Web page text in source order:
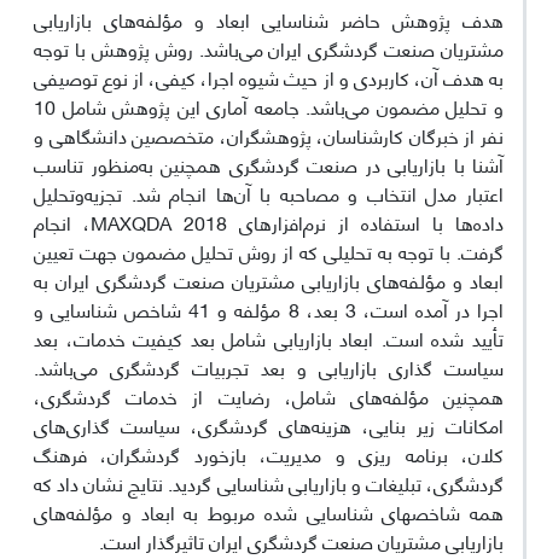
هدف پژوهش حاضر شناسایی ابعاد و مؤلفه‌های بازاریابی
مشتریان صنعت گردشگری ایران می‌باشد. روش پژوهش با توجه
به هدف آن، کاربردی و از حیث شیوه اجرا، کیفی، از نوع توصیفی
و تحلیل مضمون می‌باشد. جامعه آماری این پژوهش شامل 10
نفر از خبرگان کارشناسان، پژوهشگران، متخصصین دانشگاهی و
آشنا با بازاریابی در صنعت گردشگری همچنین به‌منظور تناسب
اعتبار مدل انتخاب و مصاحبه با آن‌ها انجام شد. تجزیه‌وتحلیل
داده‌ها با استفاده از نرم‌افزارهای MAXQDA 2018، انجام
گرفت. با توجه به تحلیلی که از روش تحلیل مضمون جهت تعیین
ابعاد و مؤلفه‌های بازاریابی مشتریان صنعت گردشگری ایران به
اجرا در آمده است، 3 بعد، 8 مؤلفه و 41 شاخص شناسایی و
تأیید شده است. ابعاد بازاریابی شامل بعد کیفیت خدمات، بعد
سیاست گذاری بازاریابی و بعد تجربیات گردشگری می‌باشد.
همچنین مؤلفه‌های شامل، رضایت از خدمات گردشگری،
امکانات زیر بنایی، هزینه‌های گردشگری، سیاست گذاری‌های
کلان، برنامه ریزی و مدیریت، بازخورد گردشگران، فرهنگ
گردشگری، تبلیغات و بازاریابی شناسایی گردید. نتایج نشان داد که
همه شاخصهای شناسایی شده مربوط به ابعاد و مؤلفه‌های
بازاریابی مشتریان صنعت گردشگری ایران تاثیرگذار است.